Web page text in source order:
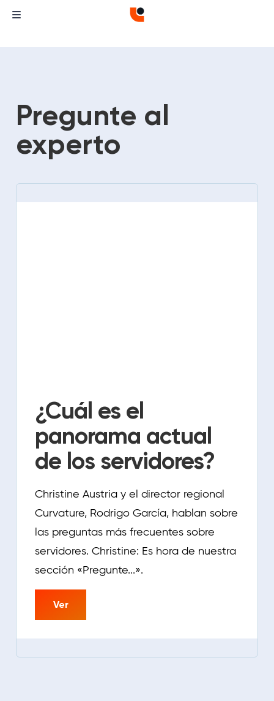
Pregunte al
experto
¿Cuál es el
panorama actual
de los servidores?
Christine Austria y el director regional
Curvature, Rodrigo García, hablan sobre
las preguntas más frecuentes sobre
servidores. Christine: Es hora de nuestra
sección «Pregunte...».
Ver